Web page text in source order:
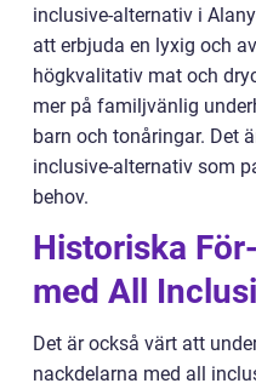
inclusive-alternativ i
att erbjuda en lyxig och
högkvalitativ mat och
mer på familjvänlig
barn och tonåringar. Det
inclusive-alternativ som
behov.
Historiska
med All
Det är också värt att
nackdelarna med all